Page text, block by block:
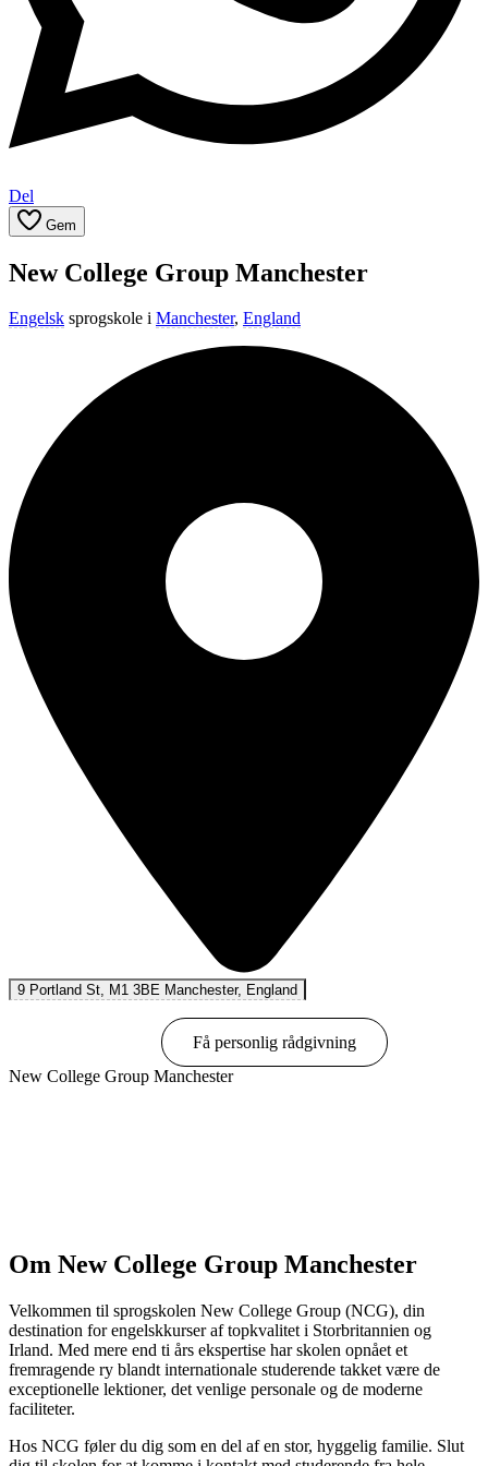
Del
Gem
New College Group Manchester
Engelsk sprogskole i Manchester, England
9 Portland St, M1 3BE Manchester, England
Få personlig rådgivning
New College Group Manchester
Om New College Group Manchester
Velkommen til sprogskolen New College Group (NCG), din
destination for engelskkurser af topkvalitet i Storbritannien og
Irland. Med mere end ti års ekspertise har skolen opnået et
fremragende ry blandt internationale studerende takket være de
exceptionelle lektioner, det venlige personale og de moderne
faciliteter.
Hos NCG føler du dig som en del af en stor, hyggelig familie. Slut